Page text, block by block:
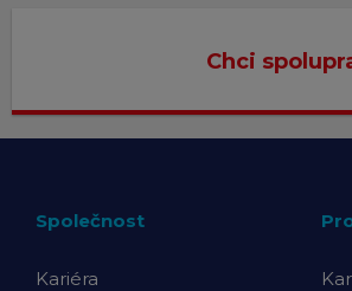
Chci
Společnost
Kariéra